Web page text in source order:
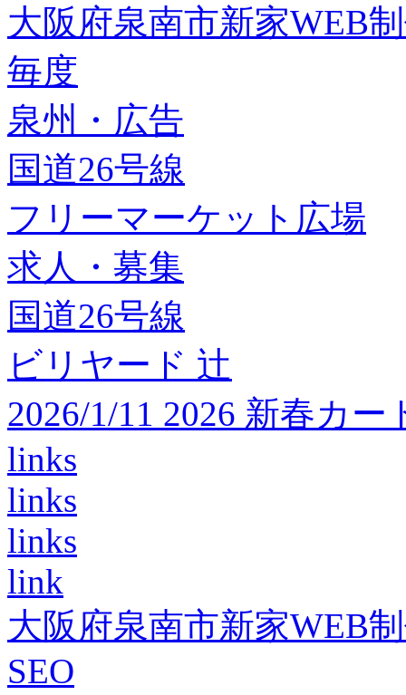
大阪府泉南市新家WEB
毎度
泉州・広告
国道26号線
フリーマーケット広場
求人・募集
国道26号線
ビリヤード 辻
2026/1/11 2026 新春カ
links
links
links
link
大阪府泉南市新家WEB
SEO